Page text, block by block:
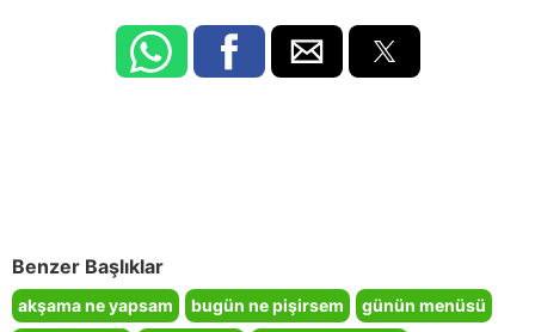
Benzer Başlıklar
akşama ne yapsam bugün ne pişirsem
günün menüsü